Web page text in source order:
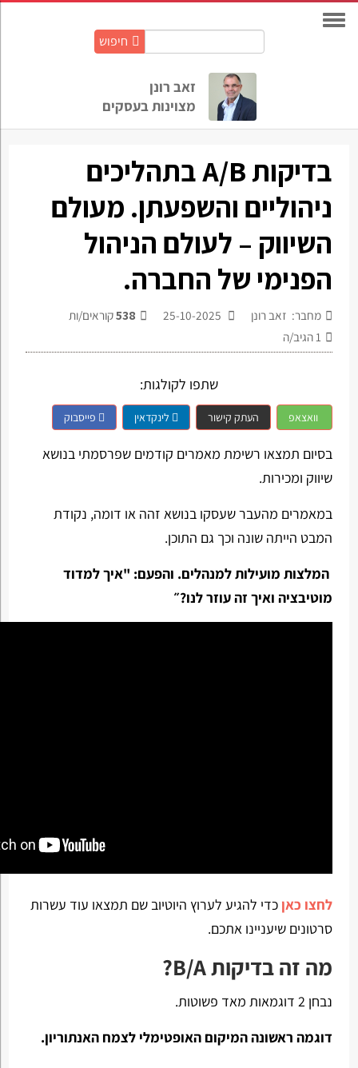
חיפוש
זאב רונן
מצוינות בעסקים
בדיקות A/B בתהליכים
ניהוליים והשפעתן. מעולם
השיווק – לעולם הניהול
הפנימי של החברה.
מחבר: זאב רונן 538קוראים/ות
1 הגיב/ה
שתפו לקולגות:
וואצאפ העתק קישור לינקדאין פייסבוק
בסיום תמצאו רשימת מאמרים קודמים שפרסמתי בנושא
שיווק ומכירות.
במאמרים מהעבר שעסקו בנושא זהה או דומה, נקודת
המבט הייתה שונה וכך גם התוכן.
המלצות מועילות למנהלים. והפעם: "איך למדוד
מוטיבציה ואיך זה עוזר לנו?״
לחצו כאן כדי להגיע לערוץ היוטיוב שם תמצאו עוד עשרות
סרטונים שיעניינו אתכם.
מה זה בדיקות B/A?
נבחן 2 דוגמאות מאד פשוטות.
דוגמה ראשונה המיקום האופטימלי לצמח האנתוריון.